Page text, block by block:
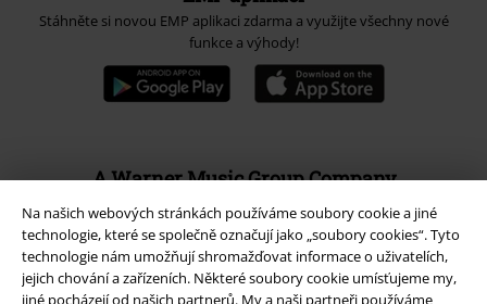
Na našich webových stránkách používáme soubory cookie a jiné
technologie, které se společně označují jako „soubory cookies“. Tyto
technologie nám umožňují shromažďovat informace o uživatelích,
jejich chování a zařízeních. Některé soubory cookie umísťujeme my,
jiné pocházejí od našich partnerů. My a naši partneři používáme
Stáhněte si novou EMP aplikaci zdarma a využijte všechny nové
funkce a výhody!
A Warner Music Group Company